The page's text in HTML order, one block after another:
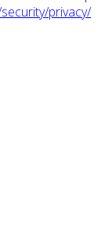
privacy/